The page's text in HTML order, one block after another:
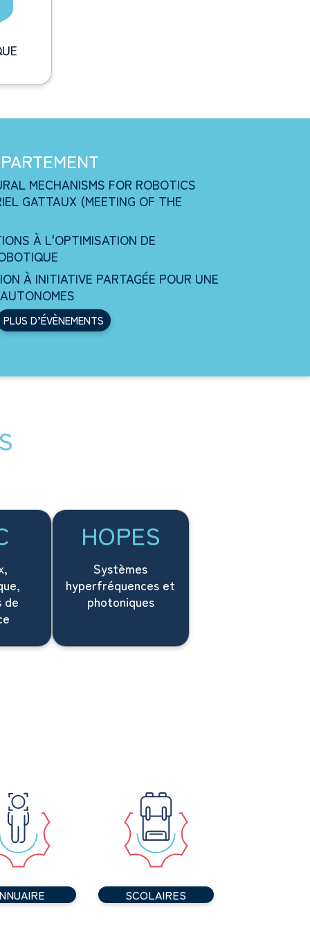
MECHANISMS FOR ROBOTICS
GATTAUX (MEETING OF THE
À L'OPTIMISATION DE
À INITIATIVE PARTAGÉE POUR UNE
PLUS D’ÉVÈNEMENTS
de
HOPES
Systèmes
hyperfréquences et
photoniques
SCOLAIRES